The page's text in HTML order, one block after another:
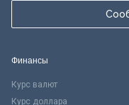
Финансы
Курс валют
Курс доллара